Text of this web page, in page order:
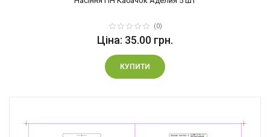
(0)
Ціна: 35.00 грн.
КУПИТИ